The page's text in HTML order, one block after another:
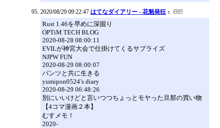
2020/08/29 09:22:47 はてなダイアリー - 花魁発狂
Rust 1.46を早めに深掘り
OPTiM TECH BLOG
2020-08-28 08:00:11
EVILが神宮大会で仕掛けてくるサプライズ
NJPW FUN
2020-08-29 08:00:07
パンツと共に生きる
yumipon0524’s diary
2020-08-29 06:48:26
別にいいけどと言いつつちょっとモヤった旦那の買い物
【4コマ漫画２本】
むすメモ！
2020-